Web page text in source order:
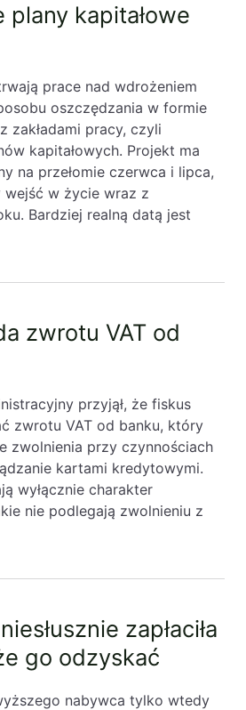
plany kapitałowe
prace nad wdrożeniem
oszczędzania w formie
zakładami pracy, czyli
kapitałowych. Projekt ma
na przełomie czerwca i lipca,
w życie wraz z
Bardziej realną datą jest
zwrotu VAT od
przyjął, że fiskus
zwrotu VAT od banku, który
zwolnienia przy czynnościach
kartami kredytowymi.
wyłącznie charakter
nie podlegają zwolnieniu z
zapłaciła
go odzyskać
nabywca tylko wtedy